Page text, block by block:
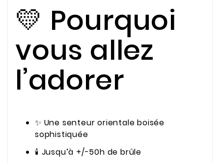
💛 Pourquoi
vous allez
l’adorer
✨ Une senteur orientale boisée
sophistiquée
🕯️ Jusqu’à +/-50h de brûle